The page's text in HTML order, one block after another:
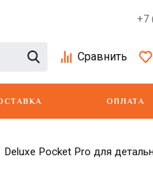
+7
Сравнить
ОПЛАТА
Pocket Pro для